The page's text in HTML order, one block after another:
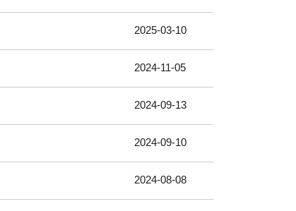
2025-03-10
2024-11-05
2024-09-13
2024-09-10
2024-08-08